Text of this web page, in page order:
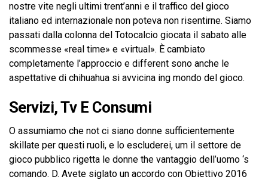
nostre vite negli ultimi trent’anni e il traffico del gioco
italiano ed internazionale non poteva non risentirne. Siamo
passati dalla colonna del Totocalcio giocata il sabato alle
scommesse «real time» e «virtual». È cambiato
completamente l’approccio e different sono anche le
aspettative di chihuahua si avvicina ing mondo del gioco.
Servizi, Tv E Consumi
O assumiamo che not ci siano donne sufficientemente
skillate per questi ruoli, e lo escluderei, um il settore de
gioco pubblico rigetta le donne the vantaggio dell’uomo ‘s
comando. D. Avete siglato un accordo con Obiettivo 2016